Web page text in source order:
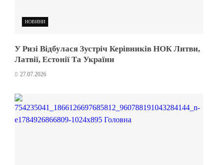
НОВИНИ
У Ризі Відбулася Зустріч Керівників НОК Литви,
Латвії, Естонії Та України
27.07.2026